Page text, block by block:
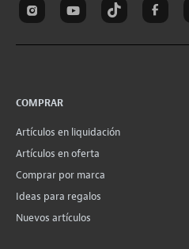
COMPRAR
Artículos en liquidación
Artículos en oferta
Comprar por marca
Ideas para regalos
Nuevos artículos